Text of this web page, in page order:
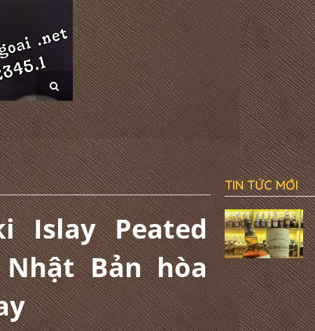
Islay Peated
Bản hòa
TIN TỨC MỚI